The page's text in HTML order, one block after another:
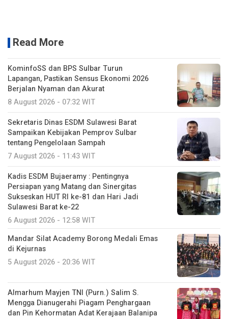
Read More
KominfoSS dan BPS Sulbar Turun
Lapangan, Pastikan Sensus Ekonomi 2026
Berjalan Nyaman dan Akurat
8 August 2026 - 07:32 WIT
Sekretaris Dinas ESDM Sulawesi Barat
Sampaikan Kebijakan Pemprov Sulbar
tentang Pengelolaan Sampah
7 August 2026 - 11:43 WIT
Kadis ESDM Bujaeramy : Pentingnya
Persiapan yang Matang dan Sinergitas
Sukseskan HUT RI ke-81 dan Hari Jadi
Sulawesi Barat ke-22
6 August 2026 - 12:58 WIT
Mandar Silat Academy Borong Medali Emas
di Kejurnas
5 August 2026 - 20:36 WIT
Almarhum Mayjen TNI (Purn.) Salim S.
Mengga Dianugerahi Piagam Penghargaan
dan Pin Kehormatan Adat Kerajaan Balanipa